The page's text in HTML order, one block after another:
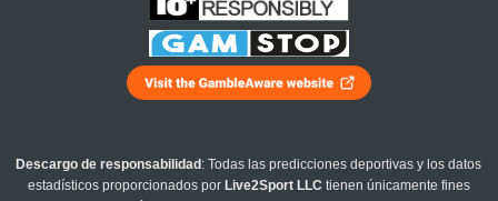
Descargo de responsabilidad : Todas las predicciones deportivas y los datos
estadísticos proporcionados por Live2Sport LLC tienen únicamente fines